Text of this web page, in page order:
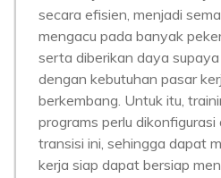
secara efisien, menjadi
mengacu pada banyak
serta diberikan daya
dengan kebutuhan pasar
berkembang. Untuk itu,
programs perlu dikonfigurasi
transisi ini, sehingga dapat
kerja siap dapat bersiap